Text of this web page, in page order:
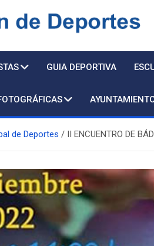
de Deportes
GUIA DEPORTIVA
de Deportes II ENCUENTRO DE